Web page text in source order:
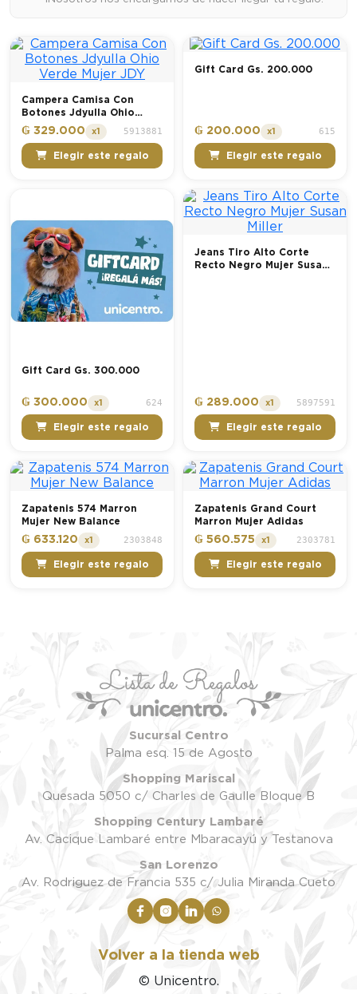
Campera Camisa Con
Botones Jdyulla Ohio
Verde Mujer JDY
₲ 329.000 x1 5913881
Elegir este regalo
Gift Card Gs. 200.000
₲ 200.000 x1 615
Elegir este regalo
Gift Card Gs. 300.000
₲ 300.000 x1 624
Elegir este regalo
Jeans Tiro Alto Corte
Recto Negro Mujer Susan
₲ 289.000 x1 5897591
Elegir este regalo
Zapatenis 574 Marron
Mujer New Balance
₲ 633.120 x1 2303848
Elegir este regalo
Zapatenis Grand Court
Marron Mujer Adidas
₲ 560.575 x1 2303781
Elegir este regalo
Sucursal Centro
Palma esq. 15 de Agosto
Shopping Mariscal
Quesada 5050 c/ Charles de Gaulle Bloque B
Shopping Century Lambaré
Av. Cacique Lambaré entre Mbaracayú y Testanova
San Lorenzo
Av. Rodriguez de Francia 535 c/ Julia Miranda Cueto
Volver a la tienda web
© Unicentro.